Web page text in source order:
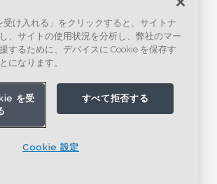
受け入れる」をクリックすると、サイトナ
、サイトの使用状況を分析し、弊社のマー
するために、デバイスに Cookie を保存す
になります。
を受
すべて拒否する
Cookie 設定